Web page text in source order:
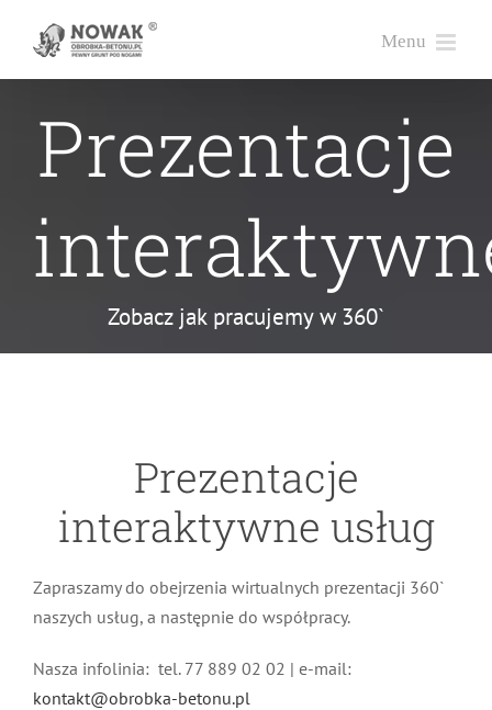
Prezentacje
Zobacz jak pracujemy w 360`
Prezentacje
interaktywne usług
Zapraszamy do obejrzenia wirtualnych prezentacji 360`
naszych usług, a następnie do współpracy.
Nasza infolinia: tel. 77 889 02 02 | e-mail:
kontakt@obrobka-betonu.pl